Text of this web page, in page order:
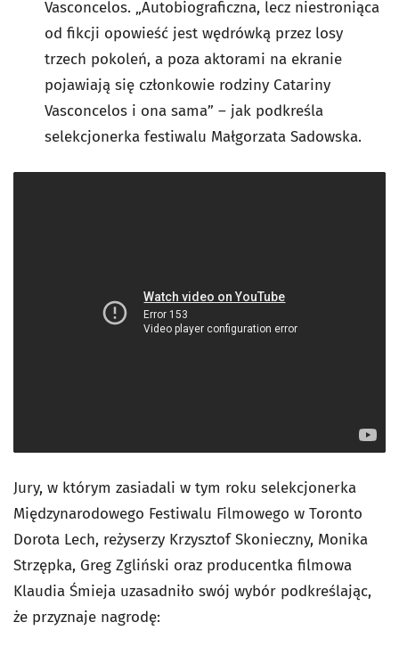
Vasconcelos. „Autobiograficzna, lecz niestroniąca
od fikcji opowieść jest wędrówką przez losy
trzech pokoleń, a poza aktorami na ekranie
pojawiają się członkowie rodziny Catariny
Vasconcelos i ona sama” – jak podkreśla
selekcjonerka festiwalu Małgorzata Sadowska.
Jury, w którym zasiadali w tym roku selekcjonerka
Międzynarodowego Festiwalu Filmowego w Toronto
Dorota Lech, reżyserzy Krzysztof Skonieczny, Monika
Strzępka, Greg Zgliński oraz producentka filmowa
Klaudia Śmieja uzasadniło swój wybór podkreślając,
że przyznaje nagrodę: